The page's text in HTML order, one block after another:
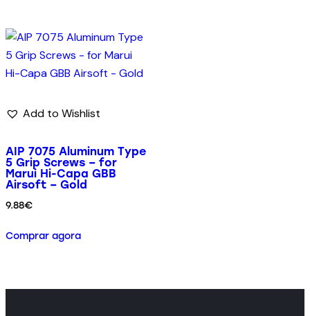
Add to Wishlist
AIP 7075 Aluminum Type
5 Grip Screws – for
Marui Hi-Capa GBB
Airsoft – Gold
9.88€
Comprar agora